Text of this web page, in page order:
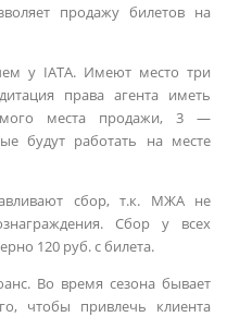
продажу билетов на
у IATA. Имеют место три
права агента иметь
места продажи, 3 —
будут работать на месте
сбор, т.к. МЖА не
Сбор у всех
120 руб. с билета.
Во время сезона бывает
чтобы привлечь клиента